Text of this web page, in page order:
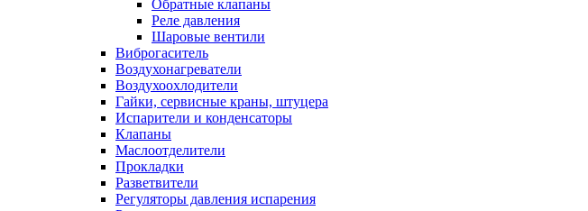
Обратные клапаны
Реле давления
Шаровые вентили
Виброгаситель
Воздухонагреватели
Воздухоохлодители
Гайки, сервисные краны, штуцера
Испарители и конденсаторы
Клапаны
Маслоотделители
Прокладки
Разветвители
Регуляторы давления испарения